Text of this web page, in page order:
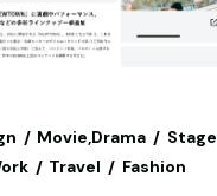
Movie,Drama Stage
Travel Fashion